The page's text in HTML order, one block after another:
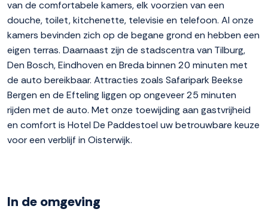
van de comfortabele kamers, elk voorzien van een
douche, toilet, kitchenette, televisie en telefoon. Al onze
kamers bevinden zich op de begane grond en hebben een
eigen terras. Daarnaast zijn de stadscentra van Tilburg,
Den Bosch, Eindhoven en Breda binnen 20 minuten met
de auto bereikbaar. Attracties zoals Safaripark Beekse
Bergen en de Efteling liggen op ongeveer 25 minuten
rijden met de auto. Met onze toewijding aan gastvrijheid
en comfort is Hotel De Paddestoel uw betrouwbare keuze
voor een verblijf in Oisterwijk.
In de omgeving